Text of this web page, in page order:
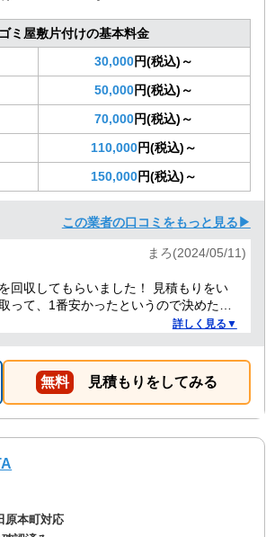
ゴミ屋敷片付けの基本料金
30,000円(税込)～
50,000円(税込)～
70,000円(税込)～
110,000円(税込)～
150,000円(税込)～
この業者の口コミをもっと見る▶
まろ(2024/05/11)
回収してもらいました！ 見積もりをい
って、1番安かったというので決めたの
話し方も、丁寧で優しく、 作業自体も素
詳しく見る▼
無料 見積もりをしてみる
原本町対応